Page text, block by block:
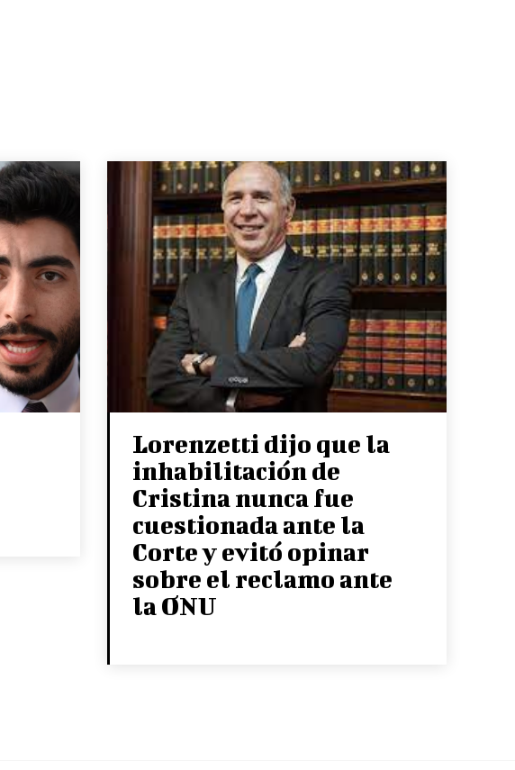
Lorenzetti dijo que la
inhabilitación de
Cristina nunca fue
cuestionada ante la
Corte y evitó opinar
sobre el reclamo ante
la ONU